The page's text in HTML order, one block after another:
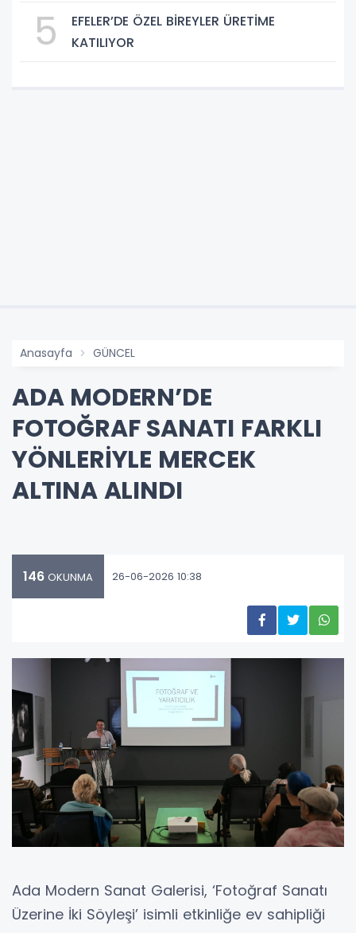
5
EFELER’DE ÖZEL BİREYLER ÜRETİME
KATILIYOR
Anasayfa GÜNCEL
ADA MODERN’DE
FOTOĞRAF SANATI FARKLI
YÖNLERİYLE MERCEK
ALTINA ALINDI
146 OKUNMA 26-06-2026 10:38
Ada Modern Sanat Galerisi, ‘Fotoğraf Sanatı
Üzerine İki Söyleşi’ isimli etkinliğe ev sahipliği